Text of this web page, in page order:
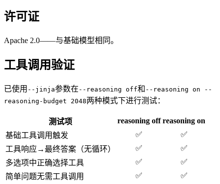
许可证
Apache 2.0——与基础模型相同。
工具调用验证
已使用 --jinja参数在 --reasoning off和 --reasoning on --
reasoning-budget 2048两种模式下进行测试：
测试项 reasoning off reasoning on
基础工具调用触发
✅
✅
工具响应→最终答案（无循环）
✅
✅
多选项中正确选择工具
✅
✅
简单问题无需工具调用
✅
✅